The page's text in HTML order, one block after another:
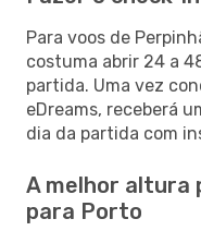
Para voos de
costuma abrir 24 a
partida. Uma vez
eDreams, receberá
dia da partida com
A melhor altura
para Porto